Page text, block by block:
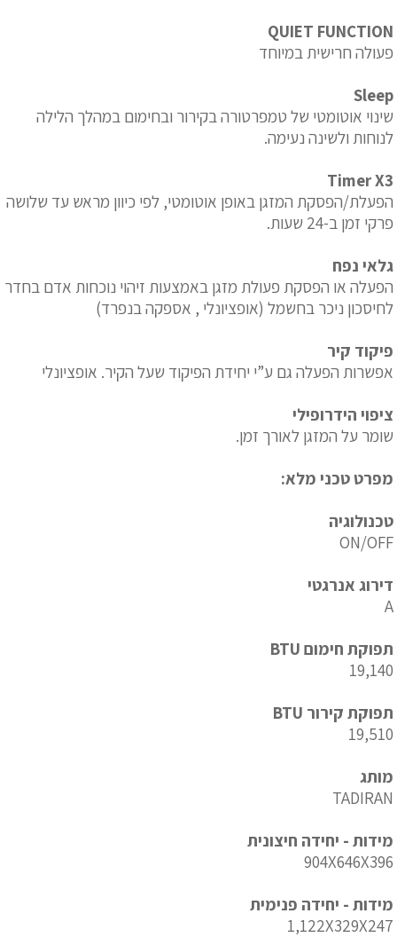
QUIET FUNCTION
פעולה חרישית במיוחד
Sleep
שינוי אוטומטי של טמפרטורה בקירור ובחימום במהלך הלילה
לנוחות ולשינה נעימה.
Timer X3
הפעלת/הפסקת המזגן באופן אוטומטי, לפי כיוון מראש עד שלושה
פרקי זמן ב-24 שעות.
גלאי נפח
הפעלה או הפסקת פעולת מזגן באמצעות זיהוי נוכחות אדם בחדר
לחיסכון ניכר בחשמל (אופציונלי , אספקה בנפרד)
פיקוד קיר
אפשרות הפעלה גם ע”י יחידת הפיקוד שעל הקיר. אופציונלי
ציפוי הידרופילי
שומר על המזגן לאורך זמן.
מפרט טכני מלא:
טכנולוגיה
ON/OFF
דירוג אנרגטי
A
תפוקת חימום BTU
19,140
תפוקת קירור BTU
19,510
מותג
TADIRAN
מידות - יחידה חיצונית
904X646X396
מידות - יחידה פנימית
1,122X329X247